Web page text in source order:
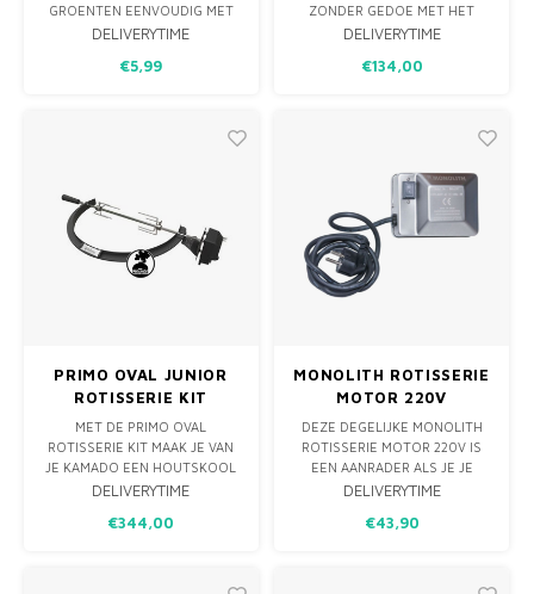
GROENTEN EENVOUDIG MET
HET KLASSIEKE ROOD-WITTE
HANDIGE BOX. DEZE
INGEBOUWDE SNIJDER IN DE
DELIVERYTIME
€5,99
ZONDER GEDOE MET HET
OMDRAAIEN VAN VOEDSEL.
MAND, ZET JE DRAAISPIT AAN
DELIVERYTIME
€134,00
PRIMO OVAL JUNIOR
ROTISSERIE KIT
MET DE PRIMO OVAL
ROTISSERIE KIT MAAK JE VAN
JE KAMADO EEN HOUTSKOOL
GESTOOKTE ROTISSERIE
EENVOUDIGE DESIGN MAKEN
MOGELIJKHEDEN OP DE PRIMO
DELIVERYTIME
€344,00
MONOLITH ROTISSERIE
MOTOR 220V
DEZE DEGELIJKE MONOLITH
ROTISSERIE MOTOR 220V IS
EEN AANRADER ALS JE JE
ROTISSERIE NIET MEER MET
GEEN PROBLEEM VOOR DE
DELIVERYTIME
€43,90